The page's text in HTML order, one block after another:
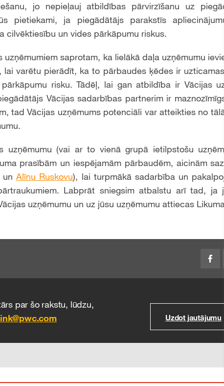
jo nepieļauj atbildības pārvirzīšanu uz
pietiekami, ja piegādātājs parakstīs
cilvēktiesību un vides pārkāpumu riskus.
uzņēmumiem saprotam, ka lielākā daļa uzņēmumu
varētu pierādīt, ka to pārbaudes ķēdes ir uzticamas
risku. Tādēļ, lai gan atbildība ir Vācijas
Vācijas sadarbības partnerim ir
tad Vācijas uzņēmums potenciāli var atteikties no
uzņēmumu (vai ar to vienā grupā ietilpstošu
prasībām un iespējamām pārbaudēm, aicinām
unAlīnu Ruskovu), lai turpmākā sadarbība un
Labprāt sniegsim atbalstu arī tad, ja
uzņēmumu un uz jūsu uzņēmumu attiecas Likuma
par šo rakstu, lūdzu,
Uzdot jautājumu